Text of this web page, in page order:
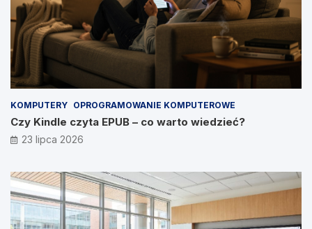
KOMPUTERY OPROGRAMOWANIE KOMPUTEROWE
Czy Kindle czyta EPUB – co warto wiedzieć?
23 lipca 2026